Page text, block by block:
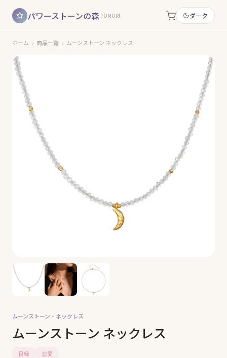
パワーストーンの森 POMORI ダーク
ホーム › 商品一覧 › ムーンストーン ネックレス
ムーンストーン・ ネックレス
ムーンストーン ネックレス
良縁 恋愛